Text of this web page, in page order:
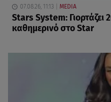
07.08.26, 11:13 MEDIA
Stars System: Γιορτάζει
καθημερινό στο Star